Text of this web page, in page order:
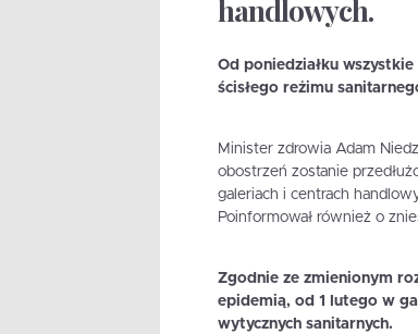
handlowych.
Od poniedziałku
ścisłego reżimu
Minister zdrowia Adam
obostrzeń zostanie
galeriach i centrach
Poinformował również o
Zgodnie ze zmienionym
epidemią, od 1 lutego w
wytycznych sanitarnych.